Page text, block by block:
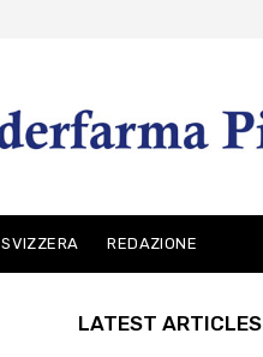
SVIZZERA REDAZIONE
LATEST ARTICLES